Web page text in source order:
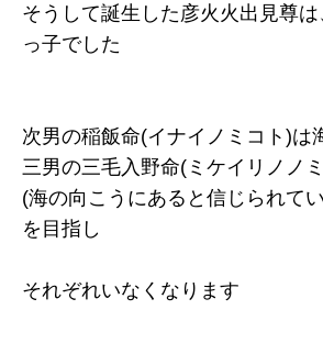
そうして誕生した彦火火出見尊
っ子でした
次男の稲飯命(イナイノミコト)は
三男の三毛入野命(ミケイリノノ
(海の向こうにあると信じられて
を目指し
それぞれいなくなります